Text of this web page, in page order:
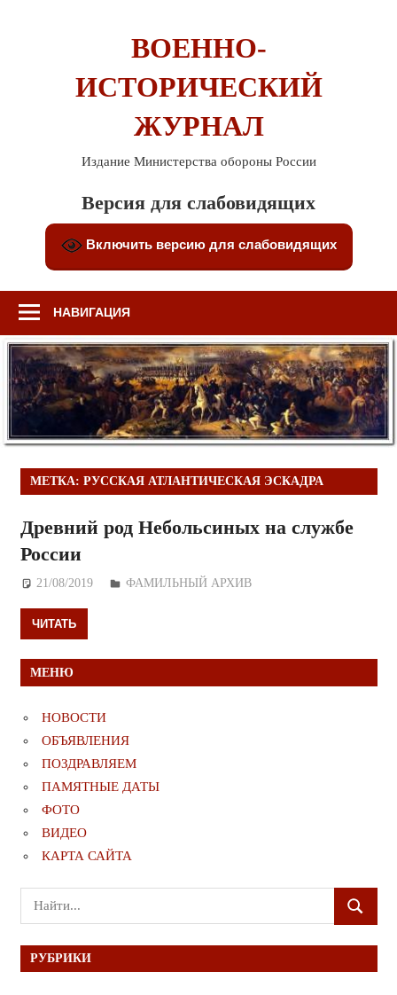
ВОЕННО-
ИСТОРИЧЕСКИЙ
ЖУРНАЛ
Издание Министерства обороны России
Версия для слабовидящих
Включить версию для слабовидящих
НАВИГАЦИЯ
МЕТКА: РУССКАЯ АТЛАНТИЧЕСКАЯ ЭСКАДРА
Древний род Небольсиных на службе
России
21/08/2019 Дежурный по Редакции
ФАМИЛЬНЫЙ АРХИВ
ЧИТАТЬ
МЕНЮ
НОВОСТИ
ОБЪЯВЛЕНИЯ
ПОЗДРАВЛЯЕМ
ПАМЯТНЫЕ ДАТЫ
ФОТО
ВИДЕО
КАРТА САЙТА
Поиск
для:
ПОИСК
РУБРИКИ